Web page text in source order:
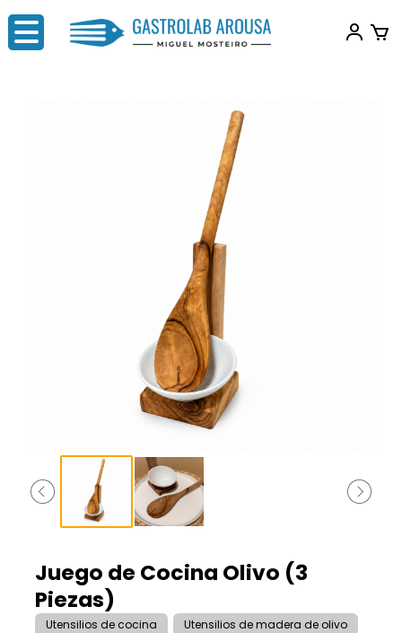
Juego de Cocina Olivo (3
Piezas)
Utensilios de cocina Utensilios de madera de olivo